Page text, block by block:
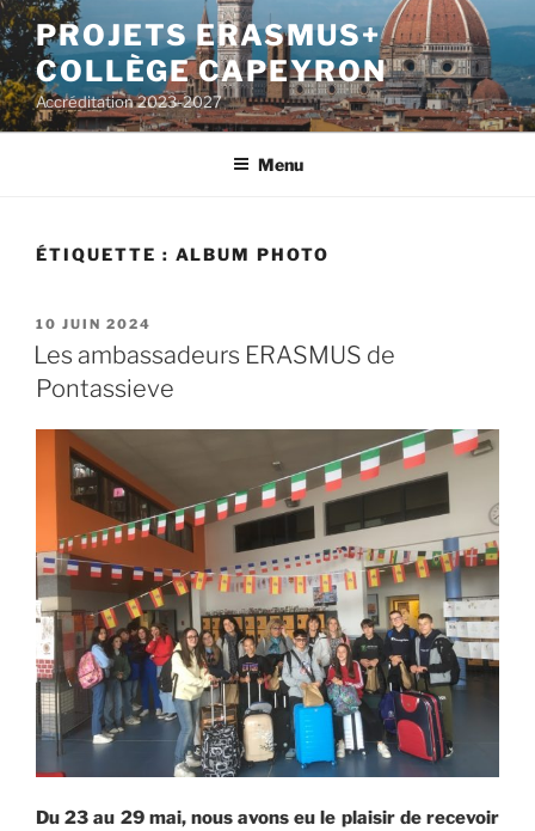
Aller
au
contenu
principal
PROJETS ERASMUS+
COLLÈGE CAPEYRON
Accréditation 2023-2027
Menu
ÉTIQUETTE : ALBUM PHOTO
PUBLIÉ
LE
10 JUIN 2024
Les ambassadeurs ERASMUS de
Pontassieve
Du 23 au 29 mai, nous avons eu le plaisir de recevoir